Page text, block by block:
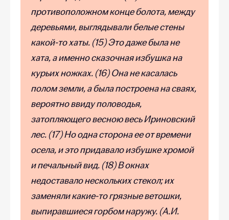
противоположном конце болота, между
деревьями, выглядывали белые стены
какой-то хаты. (15) Это даже была не
хата, а именно сказочная избушка на
курьих ножках. (16) Она не касалась
полом земли, а была построена на сваях,
вероятно ввиду половодья,
затопляющего весною весь Ириновский
лес. (17) Но одна сторона ее от времени
осела, и это придавало избушке хромой
и печальный вид. (18) В окнах
недоставало нескольких стекол; их
заменяли какие-то грязные ветошки,
выпиравшиеся горбом наружу.(А.И.